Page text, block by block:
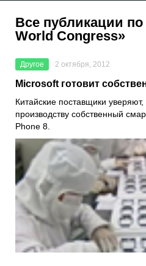
Все публикации по
World Congress»
Другое 2 октября, 2012
Microsoft готовит
Китайские поставщики уверяют,
производству собственный
Phone 8.